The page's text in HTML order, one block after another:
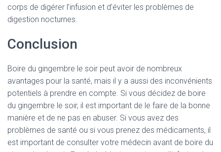
corps de digérer l’infusion et d’éviter les problèmes de
digestion nocturnes.
Conclusion
Boire du gingembre le soir peut avoir de nombreux
avantages pour la santé, mais il y a aussi des inconvénients
potentiels à prendre en compte. Si vous décidez de boire
du gingembre le soir, il est important de le faire de la bonne
manière et de ne pas en abuser. Si vous avez des
problèmes de santé ou si vous prenez des médicaments, il
est important de consulter votre médecin avant de boire du